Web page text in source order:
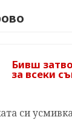
Бивш
за всеки
си